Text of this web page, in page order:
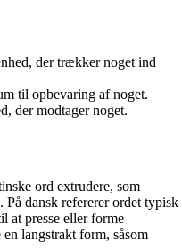
der trækker noget ind
til opbevaring af noget.
der modtager noget.
ord extrudere, som
På dansk refererer ordet typisk
at presse eller forme
langstrakt form, såsom